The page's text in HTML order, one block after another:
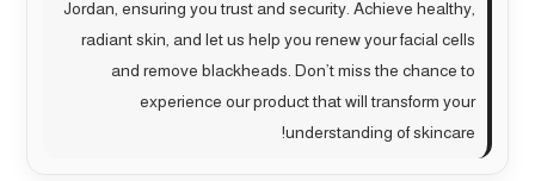
Jordan, ensuring you trust and security. Achieve healthy,
radiant skin, and let us help you renew your facial cells
and remove blackheads. Don’t miss the chance to
experience our product that will transform your
understanding of skincare!